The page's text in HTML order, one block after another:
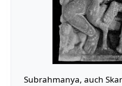
Subrahmanya, auch